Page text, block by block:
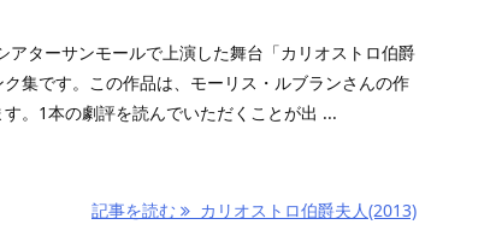
アターサンモールで上演した舞台「カリオストロ伯爵
集です。この作品は、モーリス・ルブランさんの作
。1本の劇評を読んでいただくことが出 ...
記事を読む カリオストロ伯爵夫人(2013)